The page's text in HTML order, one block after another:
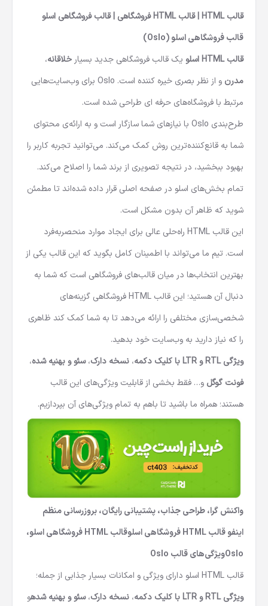
قالب‌ HTML | قالب‌ HTML فروشگاهی | قالب فروشگاهی اسلو
قالب فروشگاهی اسلو (Oslo
)
قالب‌ HTML اسلو
یک قالب فروشگاهی جدید بسیار خلاقانه،
مدرن
و از نظر بصری خیره کننده است. Oslo برای وب‌سایت‌هایی
مرتبط با فروشگاه‌های حرفه ای طراحی شده است.
طرح‌بندی Oslo با نیازهای شما سازگار است و به ارائه‌ی محتوای
شما به قانع‌کننده‌ترین روش کمک می‌کند. می‌توانید تجربه کاربر را
بهبود ببخشید، در نتیجه تصویری از برند شما را اصلاح می‌کند.
تمام بخش‌های اسلو در صفحه اصلی قرار داده شده‌اند تا مطمئن
شوید که ظاهر آن بدون مشکل است.
این قالب HTML
راه‌حلی عالی برای ایجاد موارد منحصربه‌فرد
است. تیم ما می‌تواند با اطمینان کامل بگوید که این قالب یکی از
بهترین انتخاب‌ها در میان قالب‌های فروشگاهی است که شما به
دنبال آن هستید؛ این قالب HTML فروشگاهی
گزینه‌های
شخصی‌سازی مختلفی را ارائه می‌دهد تا به شما کمک کند ظاهری
را که نیاز دارید به وب‌سایت خود بدهید.
ویژگی RTL و LTR با کلیک دکمه
، نسخه دارک،سئو و بهنیه شده،
فونت گوگل و… فقط بخشی از قابلیت ویژگی‌های این قالب
هستند؛ همراه ما باشید تا باهم به تمام ویژگی‌های آن بپردازیم.
واکنش گرا، طراحی جذاب، پشتیبانی رایگان، بروزرسانی منظم
اینفو قالب‌ HTML فروشگاهی اسلو
قالب‌ HTML فروشگاهی اسلو،
Osloویژگی‌های قالب Oslo
قالب‌ HTML اسلو دارای ویژگی و امکانات بسیار جذابی از جمله؛
ویژگی RTL و LTR با کلیک دکمه
، نسخه دارک،سئو و بهنیه شدهو